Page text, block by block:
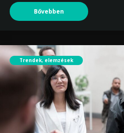
Bővebben
Trendek, elemzések